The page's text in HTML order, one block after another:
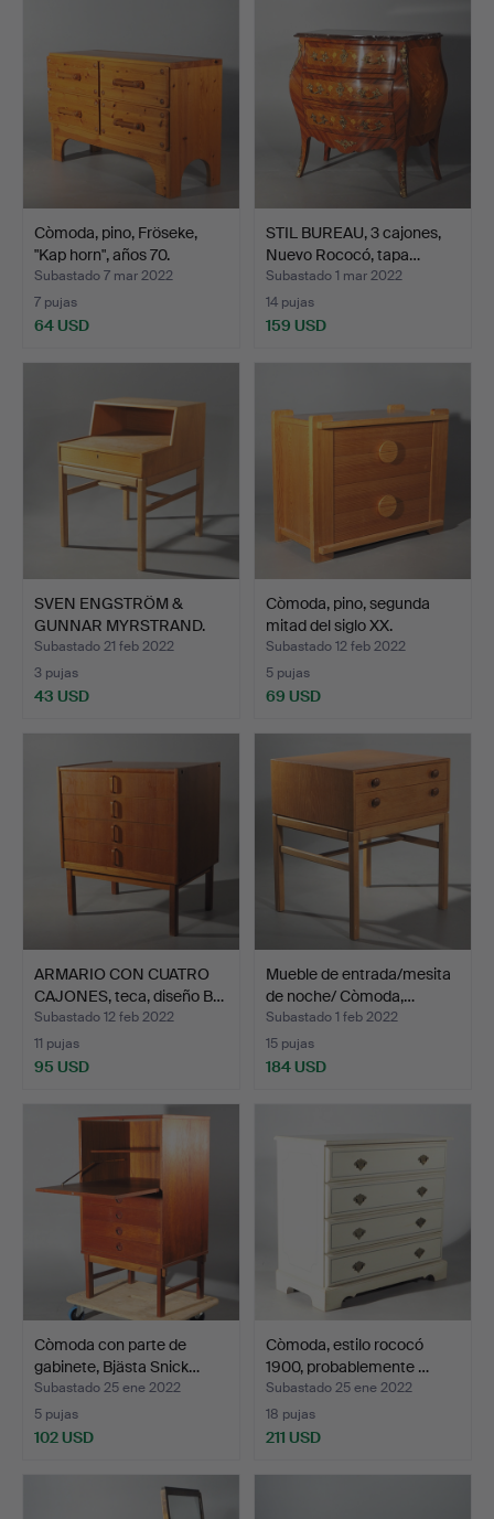
Còmoda, pino, Fröseke,
"Kap horn", años 70.
Subastado 7 mar 2022
7 pujas
64 USD
STIL BUREAU, 3 cajones,
Nuevo Rococó, tapa…
Subastado 1 mar 2022
14 pujas
159 USD
SVEN ENGSTRÖM &
GUNNAR MYRSTRAND.
mesita d…
Subastado 21 feb 2022
3 pujas
43 USD
Còmoda, pino, segunda
mitad del siglo XX.
Subastado 12 feb 2022
5 pujas
69 USD
ARMARIO CON CUATRO
CAJONES, teca, diseño B…
Subastado 12 feb 2022
11 pujas
95 USD
Mueble de entrada/mesita
de noche/ Còmoda,…
Subastado 1 feb 2022
15 pujas
184 USD
Còmoda con parte de
gabinete, Bjästa Snick…
Subastado 25 ene 2022
5 pujas
102 USD
Còmoda, estilo rococó
1900, probablemente …
Subastado 25 ene 2022
18 pujas
211 USD